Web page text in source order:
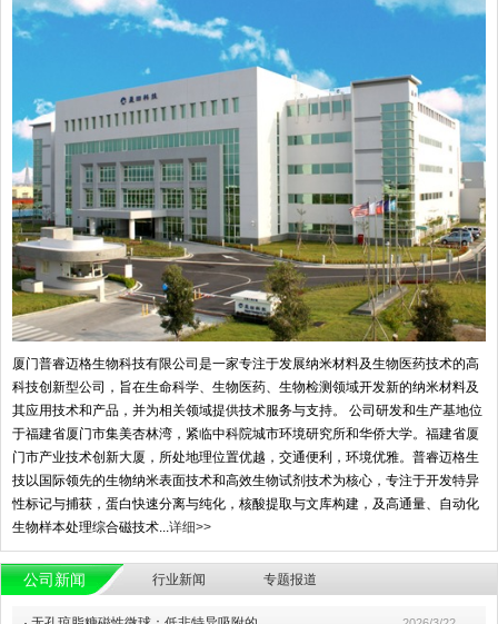
厦门普睿迈格生物科技有限公司是一家专注于发展纳米材料及生物医药技术的高
科技创新型公司，旨在生命科学、生物医药、生物检测领域开发新的纳米材料及
其应用技术和产品，并为相关领域提供技术服务与支持。 公司研发和生产基地位
于福建省厦门市集美杏林湾，紧临中科院城市环境研究所和华侨大学。福建省厦
门市产业技术创新大厦，所处地理位置优越，交通便利，环境优雅。普睿迈格生
技以国际领先的生物纳米表面技术和高效生物试剂技术为核心，专注于开发特异
性标记与捕获，蛋白快速分离与纯化，核酸提取与文库构建，及高通量、自动化
生物样本处理综合磁技术...详细>>
公司新闻 行业新闻 专题报道